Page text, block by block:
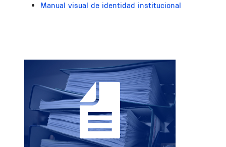
Manual visual de identidad institucional